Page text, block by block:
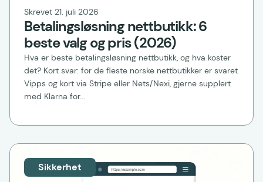
Skrevet 21. juli 2026
Betalingsløsning nettbutikk: 6
beste valg og pris (2026)
Hva er beste betalingsløsning nettbutikk, og hva koster
det? Kort svar: for de fleste norske nettbutikker er svaret
Vipps og kort via Stripe eller Nets/Nexi, gjerne supplert
med Klarna for...
Sikkerhet